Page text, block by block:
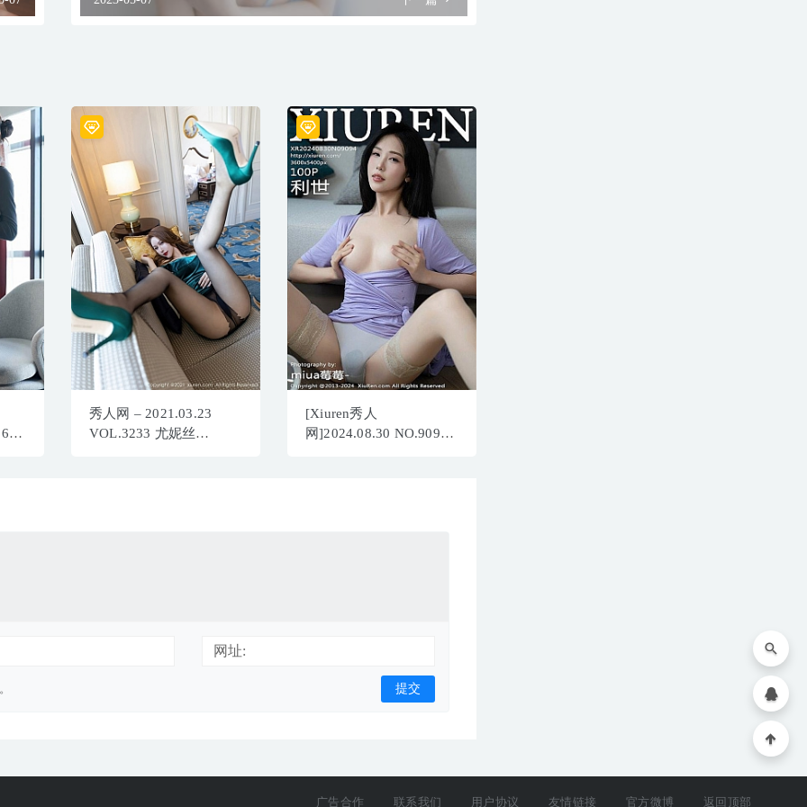
秀人网 – 2021.03.23
VOL.3233 尤妮丝
[Xiuren秀人
网]2024.08.30 NO.9094
网址:
广告合作 联系我们 用户协议 友情链接 官方微博 返回顶部